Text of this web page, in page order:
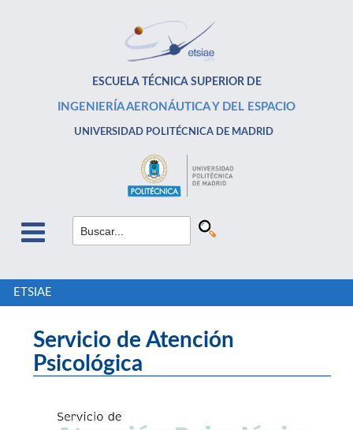
ESCUELA TÉCNICA SUPERIOR DE
INGENIERÍA AERONÁUTICA Y DEL ESPACIO
UNIVERSIDAD POLITÉCNICA DE MADRID
ETSIAE
Servicio de Atención
Psicológica